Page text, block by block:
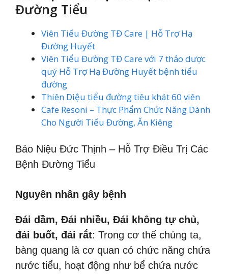
Đường Tiểu
Viên Tiểu Đường TĐ Care | Hỗ Trợ Hạ
Đường Huyết
Viên Tiểu Đường TĐ Care với 7 thảo dược
quý Hỗ Trợ Hạ Đường Huyết bệnh tiểu
đường
Thiên Diệu tiểu đường tiêu khát 60 viên
Cafe Resoni – Thực Phẩm Chức Năng Dành
Cho Người Tiểu Đường, Ăn Kiêng
Bảo Niệu Đức Thịnh – Hỗ Trợ Điều Trị Các
Bệnh Đường Tiểu
Nguyên nhân gây bệnh
Đái dầm, Đái nhiều, Đái không tự chủ,
đái buốt, đái rắt: Trong cơ thể chúng ta,
bàng quang là cơ quan có chức năng chứa
nước tiểu, hoạt động như bể chứa nước